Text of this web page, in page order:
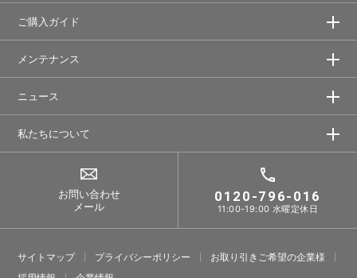
ご購入ガイド
メンテナンス
ニュース
私たちについて
お問い合わせ
メール
0120-796-016
11:00-19:00 水曜定休日
サイトマップ プライバシーポリシー
お取り引きご希望の企業様